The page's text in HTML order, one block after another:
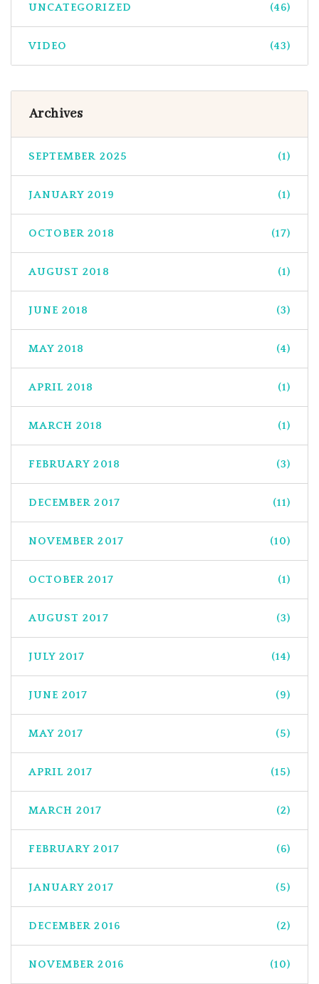
UNCATEGORIZED (46)
VIDEO (43)
Archives
SEPTEMBER 2025 (1)
JANUARY 2019 (1)
OCTOBER 2018 (17)
AUGUST 2018 (1)
JUNE 2018 (3)
MAY 2018 (4)
APRIL 2018 (1)
MARCH 2018 (1)
FEBRUARY 2018 (3)
DECEMBER 2017 (11)
NOVEMBER 2017 (10)
OCTOBER 2017 (1)
AUGUST 2017 (3)
JULY 2017 (14)
JUNE 2017 (9)
MAY 2017 (5)
APRIL 2017 (15)
MARCH 2017 (2)
FEBRUARY 2017 (6)
JANUARY 2017 (5)
DECEMBER 2016 (2)
NOVEMBER 2016 (10)